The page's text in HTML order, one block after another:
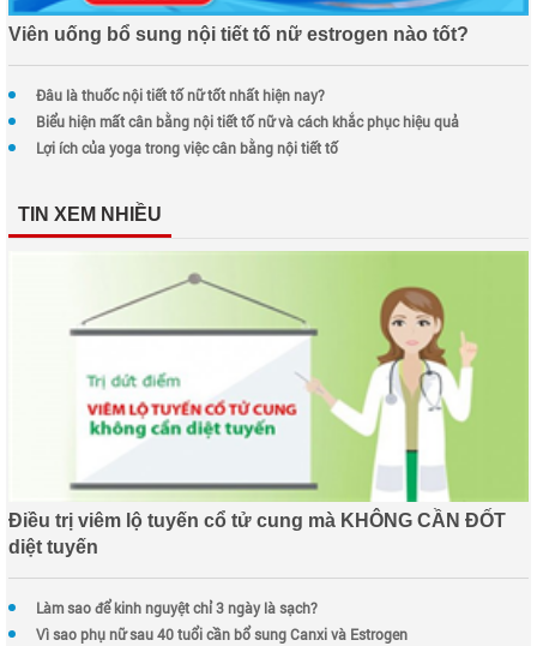
Viên uống bổ sung nội tiết tố nữ estrogen nào tốt?
Đâu là thuốc nội tiết tố nữ tốt nhất hiện nay?
Biểu hiện mất cân bằng nội tiết tố nữ và cách khắc phục hiệu quả
Lợi ích của yoga trong việc cân bằng nội tiết tố
TIN XEM NHIỀU
Điều trị viêm lộ tuyến cổ tử cung mà KHÔNG CẦN ĐỐT
diệt tuyến
Làm sao để kinh nguyệt chỉ 3 ngày là sạch?
Vì sao phụ nữ sau 40 tuổi cần bổ sung Canxi và Estrogen